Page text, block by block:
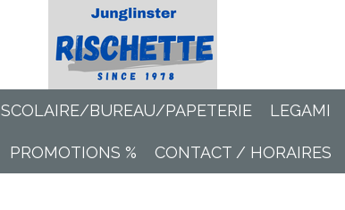
SCOLAIRE/BUREAU/PAPETERIE LEGAMI
PROMOTIONS % CONTACT / HORAIRES